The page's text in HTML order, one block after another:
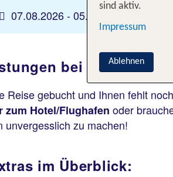
07.08.2026 -05.11.2026
bei TUI buchen
Reise gebucht und Ihnen fehlt
zum Hotel/Flughafen oder
unvergesslich zu machen!
im Überblick:
sind aktiv.
Impressum
Ablehnen